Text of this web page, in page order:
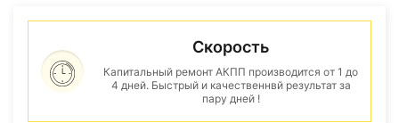
Скорость
Капитальный ремонт АКПП производится от 1 до
4 дней. Быстрый и качественнвй результат за
пару дней !